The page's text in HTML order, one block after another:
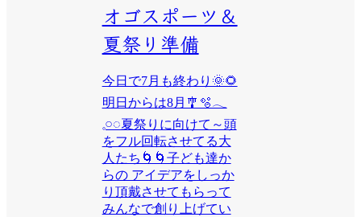
オゴスポーツ＆
夏祭り準備
今日で7月も終わり🌞🌻
明日からは8月🎐🫧𓂃
𓈒𓏸◌夏祭りに向けて～頭
をフル回転させてる大
人たち🌀🌀子ども達か
らの アイデアをしっか
り頂戴させてもらって
みんなで創り上げてい